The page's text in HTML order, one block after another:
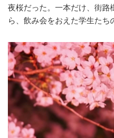
夜桜だった。一本だけ、街路
ら、飲み会をおえた学生たち